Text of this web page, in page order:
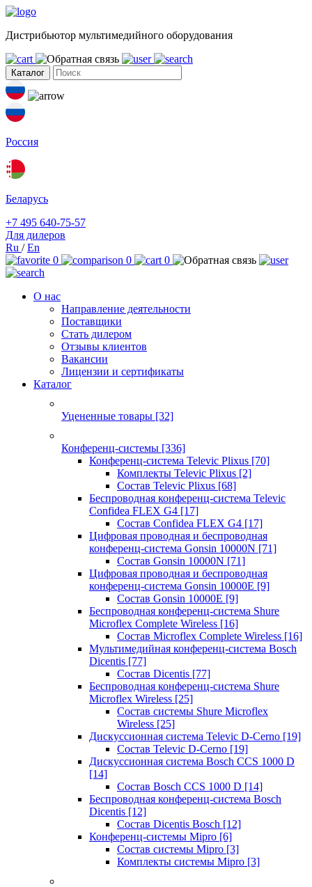
Дистрибьютор мультимедийного оборудования
Каталог
Россия
Беларусь
+7 495 640-75-57
Для дилеров
Ru /En
0
0 0
О нас
Направление деятельности
Поставщики
Стать дилером
Отзывы клиентов
Вакансии
Лицензии и сертификаты
Каталог
Уцененные товары [32]
Конференц-системы [336]
Конференц-система Televic Plixus [70]
Комплекты Televic Plixus [2]
Состав Televic Plixus [68]
Беспроводная конференц-система Televic
Confidea FLEX G4 [17]
Состав Confidea FLEX G4 [17]
Цифровая проводная и беспроводная
конференц-система Gonsin 10000N [71]
Состав Gonsin 10000N [71]
Цифровая проводная и беспроводная
конференц-система Gonsin 10000E [9]
Состав Gonsin 10000E [9]
Беспроводная конференц-система Shure
Microflex Complete Wireless [16]
Состав Microflex Complete Wireless [16]
Мультимедийная конференц-система Bosch
Dicentis [77]
Состав Dicentis [77]
Беспроводная конференц-система Shure
Microflex Wireless [25]
Состав системы Shure Microflex
Wireless [25]
Дискуссионная система Televic D-Cerno [19]
Состав Televic D-Cerno [19]
Дискуссионная система Bosch CCS 1000 D
[14]
Состав Bosch CCS 1000 D [14]
Беспроводная конференц-система Bosch
Dicentis [12]
Состав Dicentis Bosch [12]
Конференц-системы Mipro [6]
Состав системы Mipro [3]
Комплекты системы Mipro [3]